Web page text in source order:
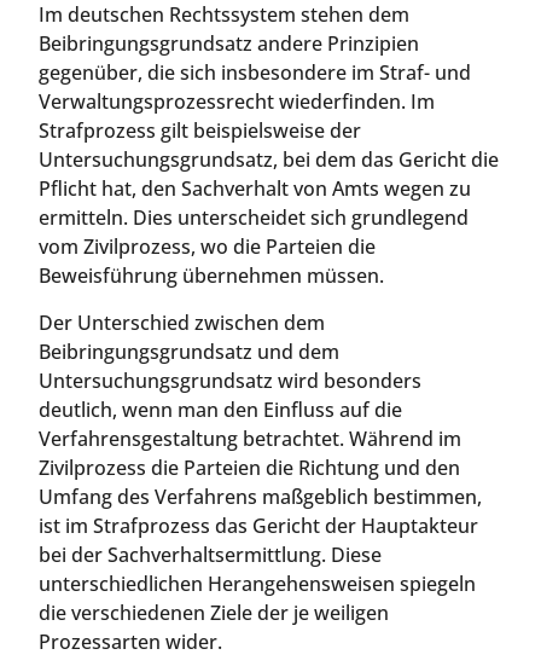
Im deutschen Rechtssystem stehen dem
Beibringungsgrundsatz andere Prinzipien
gegenüber, die sich insbesondere im Straf- und
Verwaltungsprozessrecht wiederfinden. Im
Strafprozess gilt beispielsweise der
Untersuchungsgrundsatz, bei dem das Gericht die
Pflicht hat, den Sachverhalt von Amts wegen zu
ermitteln. Dies unterscheidet sich grundlegend
vom Zivilprozess, wo die Parteien die
Beweisführung übernehmen müssen.
Der Unterschied zwischen dem
Beibringungsgrundsatz und dem
Untersuchungsgrundsatz wird besonders
deutlich, wenn man den Einfluss auf die
Verfahrensgestaltung betrachtet. Während im
Zivilprozess die Parteien die Richtung und den
Umfang des Verfahrens maßgeblich bestimmen,
ist im Strafprozess das Gericht der Hauptakteur
bei der Sachverhaltsermittlung. Diese
unterschiedlichen Herangehensweisen spiegeln
die verschiedenen Ziele der je weiligen
Prozessarten wider.